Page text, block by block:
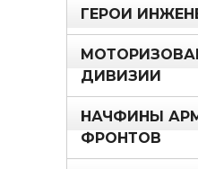
ГЕРОИ
ДИВИЗИИ
НАЧФИНЫ
ФРОНТОВ